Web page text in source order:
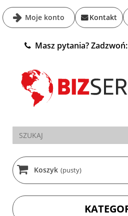
Moje konto Kontakt
Masz pytania? Zadzwoń:
Koszyk (pusty)